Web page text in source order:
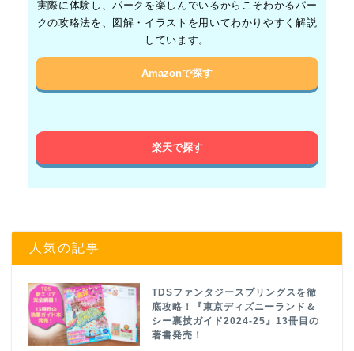
実際に体験し、パークを楽しんでいるからこそわかるパー
クの攻略法を、図解・イラストを用いてわかりやすく解説
しています。
Amazonで探す
楽天で探す
人気の記事
TDSファンタジースプリングスを徹
底攻略！『東京ディズニーランド＆
シー裏技ガイド2024-25』13冊目の
著書発売！